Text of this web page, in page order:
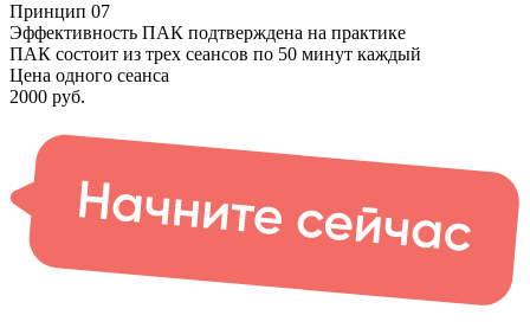
Принцип 07
Эффективность ПАК подтверждена на практике
ПАК состоит из трех сеансов по 50 минут каждый
Цена одного сеанса
2000 руб.